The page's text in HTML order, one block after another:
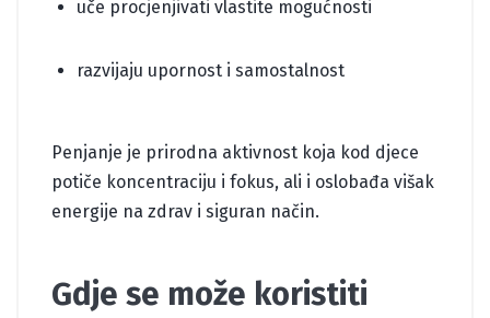
uče procjenjivati vlastite mogućnosti
razvijaju upornost i samostalnost
Penjanje je prirodna aktivnost koja kod djece
potiče koncentraciju i fokus, ali i oslobađa višak
energije na zdrav i siguran način.
Gdje se može koristiti